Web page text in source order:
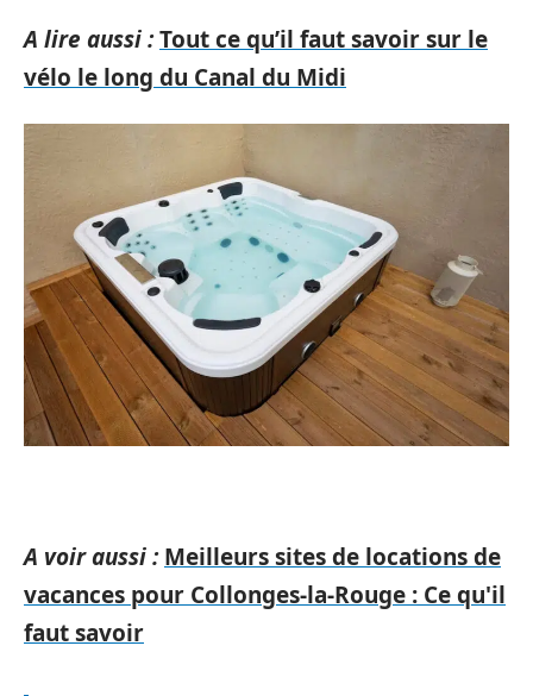
A lire aussi :Tout ce qu’il faut savoir sur le
vélo le long du Canal du Midi
A voir aussi : Meilleurs sites de locations de
vacances pour Collonges-la-Rouge : Ce qu'il
faut savoir